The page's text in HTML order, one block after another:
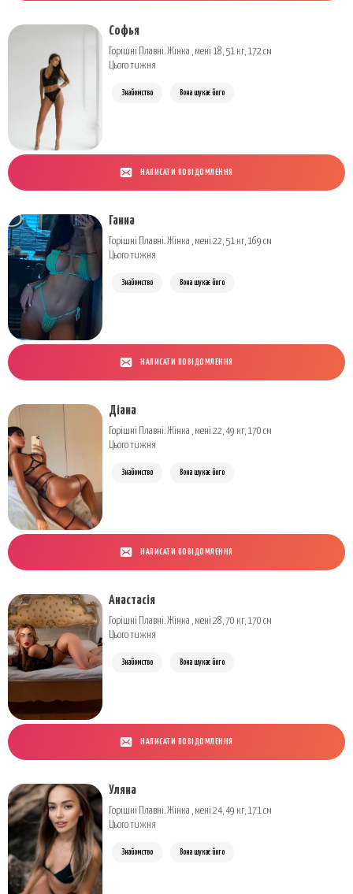
Софья
Горішні Плавні. Жінка , мені 18, 51 кг, 172 см
Цього тижня
Знайомство Вона шукає його
НАПИСАТИ ПОВІДОМЛЕННЯ
Ганна
Горішні Плавні. Жінка , мені 22, 51 кг, 169 см
Цього тижня
Знайомство Вона шукає його
НАПИСАТИ ПОВІДОМЛЕННЯ
Діана
Горішні Плавні. Жінка , мені 22, 49 кг, 170 см
Цього тижня
Знайомство Вона шукає його
НАПИСАТИ ПОВІДОМЛЕННЯ
Анастасія
Горішні Плавні. Жінка , мені 28, 70 кг, 170 см
Цього тижня
Знайомство Вона шукає його
НАПИСАТИ ПОВІДОМЛЕННЯ
Уляна
Горішні Плавні. Жінка , мені 24, 49 кг, 171 см
Цього тижня
Знайомство Вона шукає його